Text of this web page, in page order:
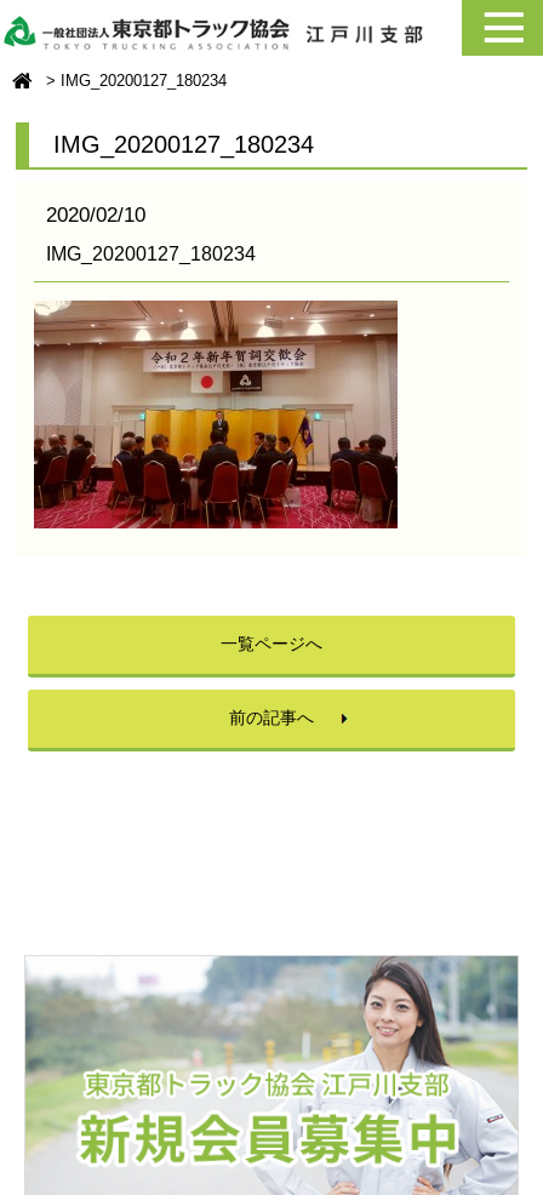
IMG_20200127_180234
IMG_20200127_180234
2020/02/10
IMG_20200127_180234
一覧ページへ
前の記事へ